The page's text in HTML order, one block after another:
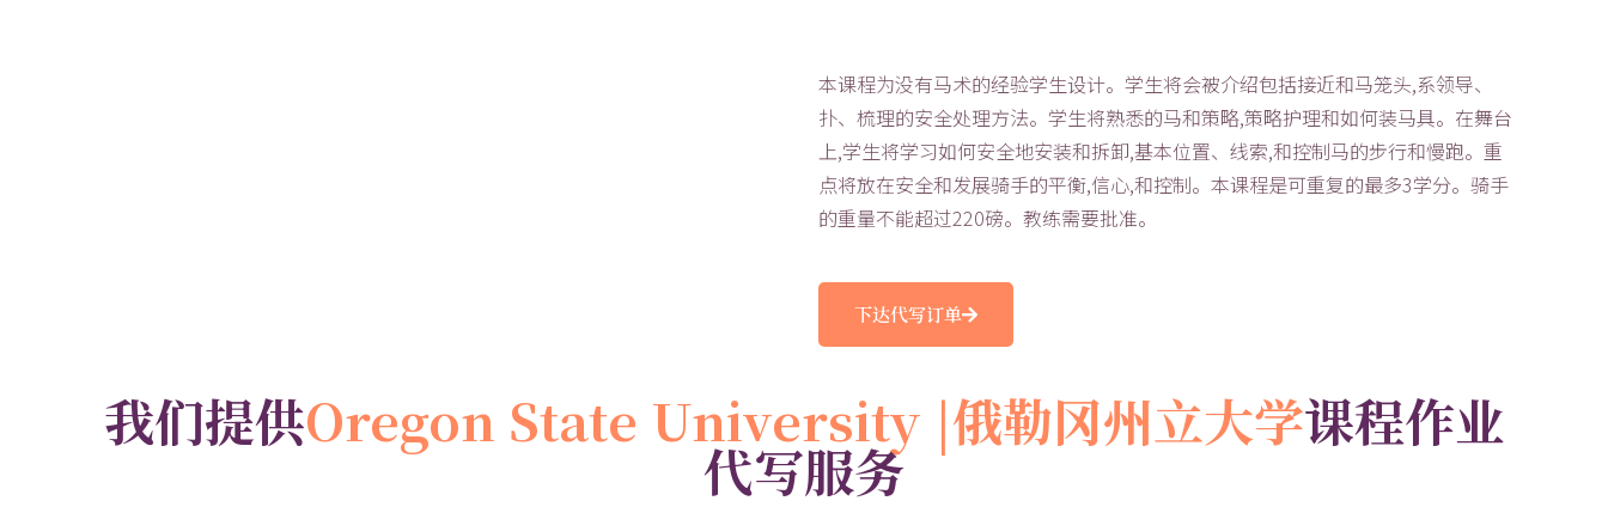
本课程为没有马术的经验学生设计。学生将会被介绍包括接近和马笼头,系领导、
扑、梳理的安全处理方法。学生将熟悉的马和策略,策略护理和如何装马具。在舞台
上,学生将学习如何安全地安装和拆卸,基本位置、线索,和控制马的步行和慢跑。重
点将放在安全和发展骑手的平衡,信心,和控制。本课程是可重复的最多3学分。骑手
的重量不能超过220磅。教练需要批准。
下达代写订单
我们提供Oregon State University |俄勒冈州立大学课程作业
代写服务